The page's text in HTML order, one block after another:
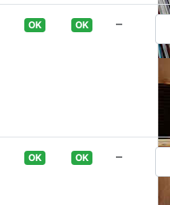
OK OK –
OK OK –